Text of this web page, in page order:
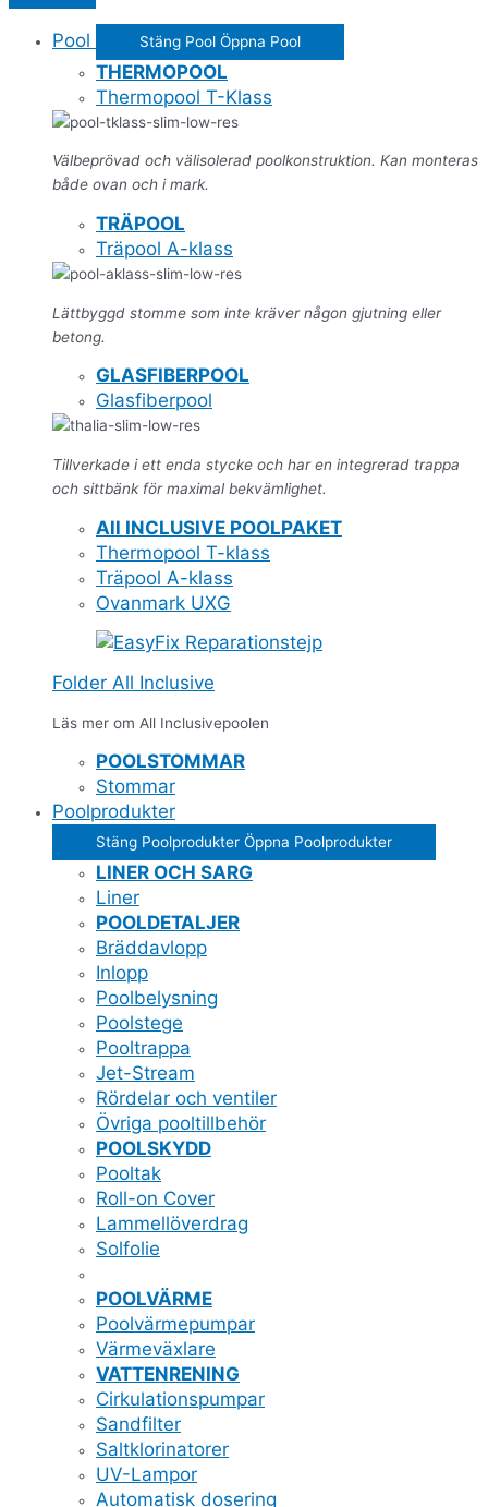
Pool Stäng Pool Öppna Pool
THERMOPOOL
Thermopool T-Klass
Välbeprövad och välisolerad poolkonstruktion. Kan monteras
både ovan och i mark.
TRÄPOOL
Träpool A-klass
Lättbyggd stomme som inte kräver någon gjutning eller
betong.
GLASFIBERPOOL
Glasfiberpool
Tillverkade i ett enda stycke och har en integrerad trappa
och sittbänk för maximal bekvämlighet.
All INCLUSIVE POOLPAKET
Thermopool T-klass
Träpool A-klass
Ovanmark UXG
Folder All Inclusive
Läs mer om All Inclusivepoolen
POOLSTOMMAR
Stommar
Poolprodukter
Stäng Poolprodukter Öppna Poolprodukter
LINER OCH SARG
Liner
POOLDETALJER
Bräddavlopp
Inlopp
Poolbelysning
Poolstege
Pooltrappa
Jet-Stream
Rördelar och ventiler
Övriga pooltillbehör
POOLSKYDD
Pooltak
Roll-on Cover
Lammellöverdrag
Solfolie
POOLVÄRME
Poolvärmepumpar
Värmeväxlare
VATTENRENING
Cirkulationspumpar
Sandfilter
Saltklorinatorer
UV-Lampor
Automatisk dosering